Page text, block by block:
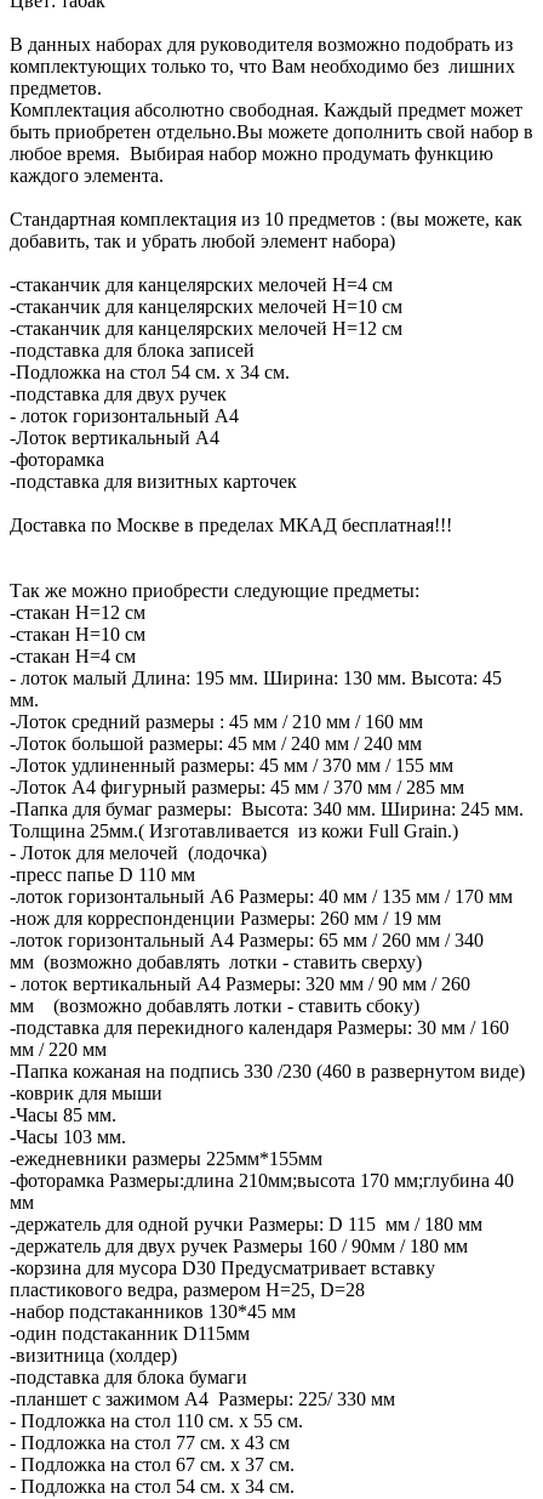
В данных наборах для руководителя возможно подобрать из
комплектующих только то, что Вам необходимо без лишних
предметов.
Комплектация абсолютно свободная. Каждый предмет может
быть приобретен отдельно.Вы можете дополнить свой набор в
любое время. Выбирая набор можно продумать функцию
каждого элемента.
Стандартная комплектация из 10 предметов : (вы можете, как
добавить, так и убрать любой элемент набора)
-стаканчик для канцелярских мелочей H=4 см
-стаканчик для канцелярских мелочей H=10 см
-стаканчик для канцелярских мелочей H=12 см
-подставка для блока записей
-Подложка на стол 54 см. х 34 см.
-подставка для двух ручек
- лоток горизонтальный А4
-Лоток вертикальный А4
-фоторамка
-подставка для визитных карточек
Доставка по Москве в пределах МКАД бесплатная!!!
Так же можно приобрести следующие предметы:
-стакан Н=12 см
-стакан Н=10 см
-стакан Н=4 см
- лоток малый Длина: 195 мм. Ширина: 130 мм. Высота: 45
мм.
-Лоток средний размеры : 45 мм / 210 мм / 160 мм
-Лоток большой размеры: 45 мм / 240 мм / 240 мм
-Лоток удлиненный размеры: 45 мм / 370 мм / 155 мм
-Лоток А4 фигурный размеры: 45 мм / 370 мм / 285 мм
-Папка для бумаг размеры: Высота: 340 мм. Ширина: 245 мм.
Толщина 25мм.( Изготавливается из кожи Full Grain.)
- Лоток для мелочей (лодочка)
-пресс папье D 110 мм
-лоток горизонтальный А6 Размеры: 40 мм / 135 мм / 170 мм
-нож для корреспонденции Размеры: 260 мм / 19 мм
-лоток горизонтальный А4 Размеры: 65 мм / 260 мм / 340
мм (возможно добавлять лотки - ставить сверху)
- лоток вертикальный А4 Размеры: 320 мм / 90 мм / 260
мм (возможно добавлять лотки - ставить сбоку)
-подставка для перекидного календаря Размеры: 30 мм / 160
мм / 220 мм
-Папка кожаная на подпись 330 /230 (460 в развернутом виде)
-коврик для мыши
-Часы 85 мм.
-Часы 103 мм.
-ежедневники размеры 225мм*155мм
-фоторамка Размеры:длина 210мм;высота 170 мм;глубина 40
мм
-держатель для одной ручки Размеры: D 115 мм / 180 мм
-держатель для двух ручек Размеры 160 / 90мм / 180 мм
-корзина для мусора D30 Предусматривает вставку
пластикового ведра, размером H=25, D=28
-набор подстаканников 130*45 мм
-один подстаканник D115мм
-визитница (холдер)
-подставка для блока бумаги
-планшет с зажимом А4 Размеры: 225/ 330 мм
- Подложка на стол 110 см. х 55 см.
- Подложка на стол 77 см. х 43 см
- Подложка на стол 67 см. х 37 см.
- Подложка на стол 54 см. х 34 см.